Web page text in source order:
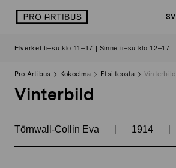
sisältöön
logo SV
Elverket ti–su klo 11–17 | Sinne ti–su klo 12–17
Pro Artibus Kokoelma Etsi teosta Vinterbild
Vinterbild
Törnwall-Collin Eva | 1914 |